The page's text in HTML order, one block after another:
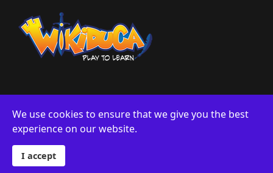
Sobre Nosotros
Privacidad
We use cookies to ensure that we give you the best
experience on our website.
I accept